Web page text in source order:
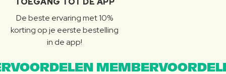
De beste ervaring met 10%
korting op je eerste bestelling
in de app!